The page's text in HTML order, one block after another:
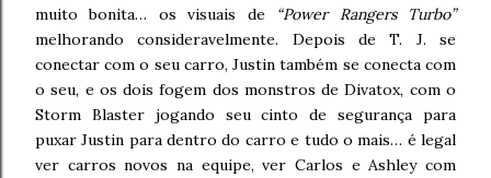
muito bonita… os visuais de
“Power Rangers Turbo”
melhorando consideravelmente. Depois de T. J. se
conectar com o seu carro, Justin também se conecta com
o seu, e os dois fogem dos monstros de Divatox, com o
Storm Blaster jogando seu cinto de segurança para
puxar Justin para dentro do carro e tudo o mais… é legal
ver carros novos na equipe, ver Carlos e Ashley com